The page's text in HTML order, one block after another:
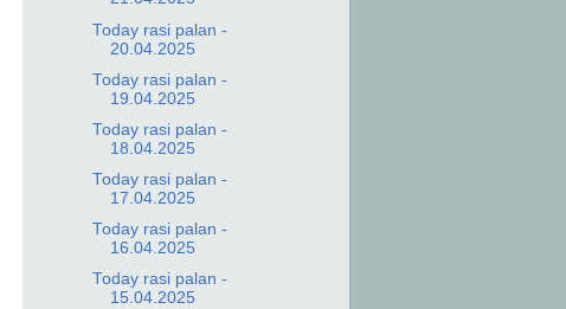
Today rasi palan -
20.04.2025
Today rasi palan -
19.04.2025
Today rasi palan -
18.04.2025
Today rasi palan -
17.04.2025
Today rasi palan -
16.04.2025
Today rasi palan -
15.04.2025